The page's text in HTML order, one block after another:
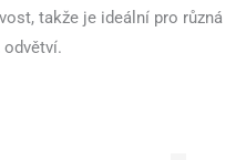
takže je ideální pro různá
odvětví.